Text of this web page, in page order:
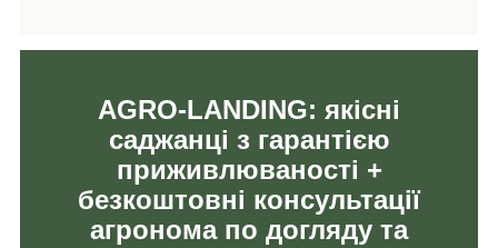
AGRO-LANDING: якісні
саджанці з гарантією
приживлюваності +
безкоштовні консультації
агронома по догляду та